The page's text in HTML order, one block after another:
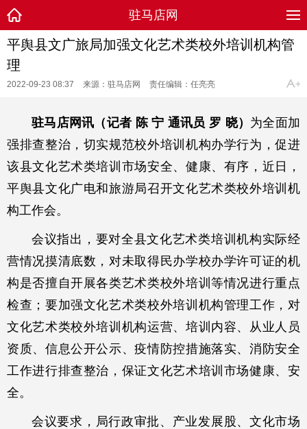
驻马店网
平舆县文广旅局加强文化艺术类校外培训机构管
理
2022-09-23 08:37 来源：驻马店网 责任编辑：任亮亮
驻马店网讯（记者 陈 宁 通讯员 罗 晓） 为全面加
强排查整治，切实规范校外培训机构办学行为，促进
该县文化艺术类培训市场安全、健康、有序，近日，
平舆县文化广电和旅游局召开文化艺术类校外培训机
构工作会。
会议指出，要对全县文化艺术类培训机构实际经
营情况摸清底数，对未取得民办学校办学许可证的机
构是否擅自开展各类艺术类校外培训等情况进行重点
检查；要加强文化艺术类校外培训机构管理工作，对
文化艺术类校外培训机构运营、培训内容、从业人员
资质、信息公开公示、疫情防控措施落实、消防安全
工作进行排查整治，保证文化艺术培训市场健康、安
全。
会议要求，局行政审批、产业发展股、文化市场